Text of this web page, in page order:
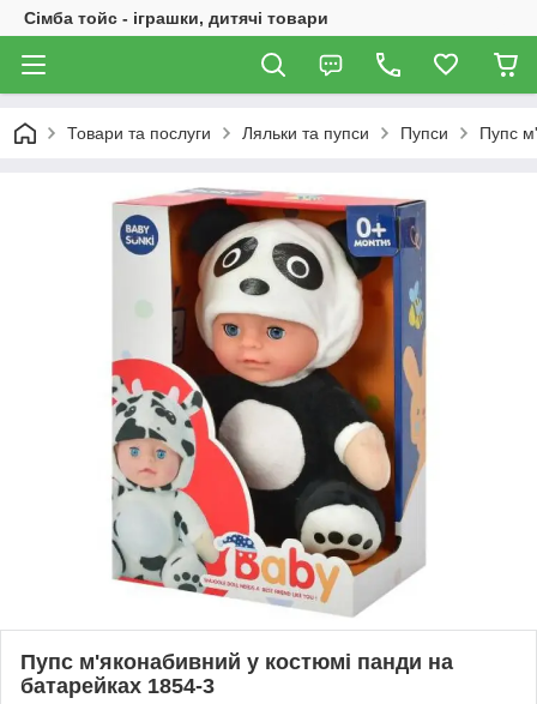
Сімба тойс - іграшки, дитячі товари
Товари та послуги Ляльки та пупси Пупси Пупс
Пупс м'яконабивний у костюмі панди на
батарейках 1854-3